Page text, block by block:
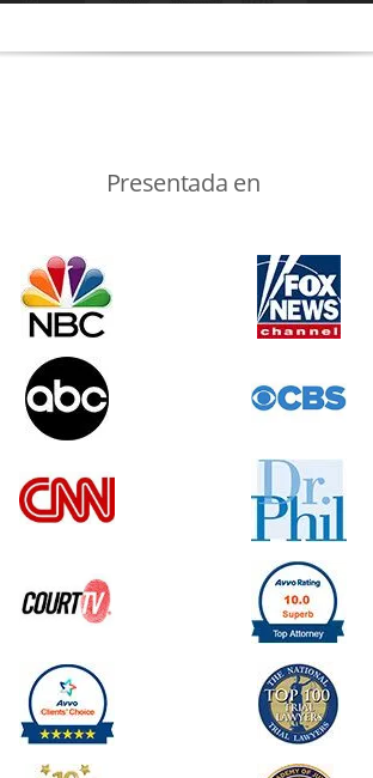
Presentada en